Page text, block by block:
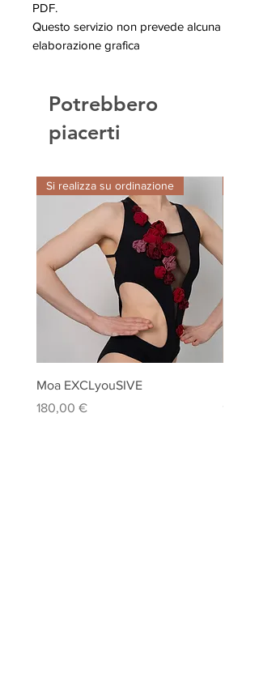
PDF.
Questo servizio non prevede alcuna
elaborazione grafica
Potrebbero
piacerti
Si realizza su ordinazione
Moa EXCLyouSIVE
Prezzo
180,00 €
Prezzo
95,00